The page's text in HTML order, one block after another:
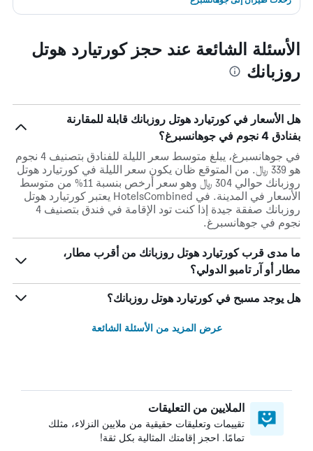
الأسئلة الشائعة عند حجز كورتيارد هوتل
روزبانك
هل الأسعار في كورتيارد هوتل روزبانك قابلة للمقارنة
بفنادق 4 نجوم في جوهانسبرغ؟
في جوهانسبرغ، يبلغ متوسط ​​سعر الليلة للفنادق بتصنيف 4 نجوم
هو 339 ﷼. من المتوقع ظان يكون سعر الليلة في كورتيارد هوتل
روزبانك حوالي 304 ﷼ وهو سعر أرخص بنسبة 11% من متوسط
الأسعار في المدينة. في HotelsCombined يعتبر كورتيارد هوتل
روزبانك صفقة جيدة إذا كنت تود الإقامة في فندق بتصنيف 4
نجوم في جوهانسبرغ.
ما مدى قرب كورتيارد هوتل روزبانك من أقرب مطار،
مطار أو آر تامبو الدولي؟
هل يوجد مسبح في كورتيارد هوتل روزبانك؟
عرض المزيد من الأسئلة الشائعة
الملايين من التعليقات
تقييمات وتعليقات حقيقية من ملايين النزلاء، مثلك
تمامًا. احجز إقامتك المثالية بكل ثقة!